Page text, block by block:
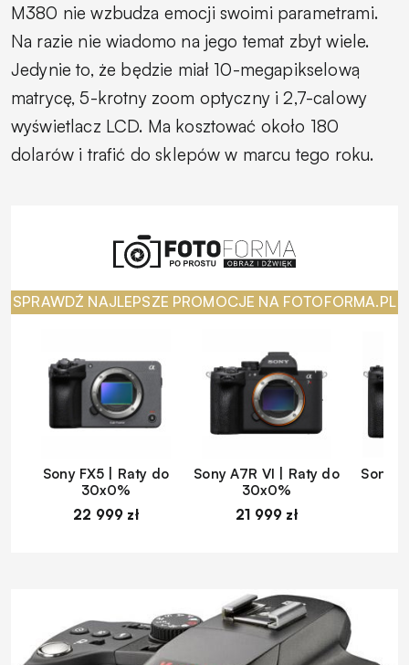
M380 nie wzbudza emocji swoimi parametrami.
Na razie nie wiadomo na jego temat zbyt wiele.
Jedynie to, że będzie miał 10-megapikselową
matrycę, 5-krotny zoom optyczny i 2,7-calowy
wyświetlacz LCD. Ma kosztować około 180
dolarów i trafić do sklepów w marcu tego roku.
SPRAWDŹ NAJLEPSZE PROMOCJE NA FOTOFORMA.PL
Sony FX5 | Raty do
30x0%
22 999 zł
Sony A7R VI | Raty do
30x0%
21 999 zł
Sony